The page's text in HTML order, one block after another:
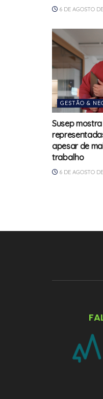
6 DE AGOSTO
GESTÃO &
Susep
apesar de
trabalho
6 DE AGOSTO